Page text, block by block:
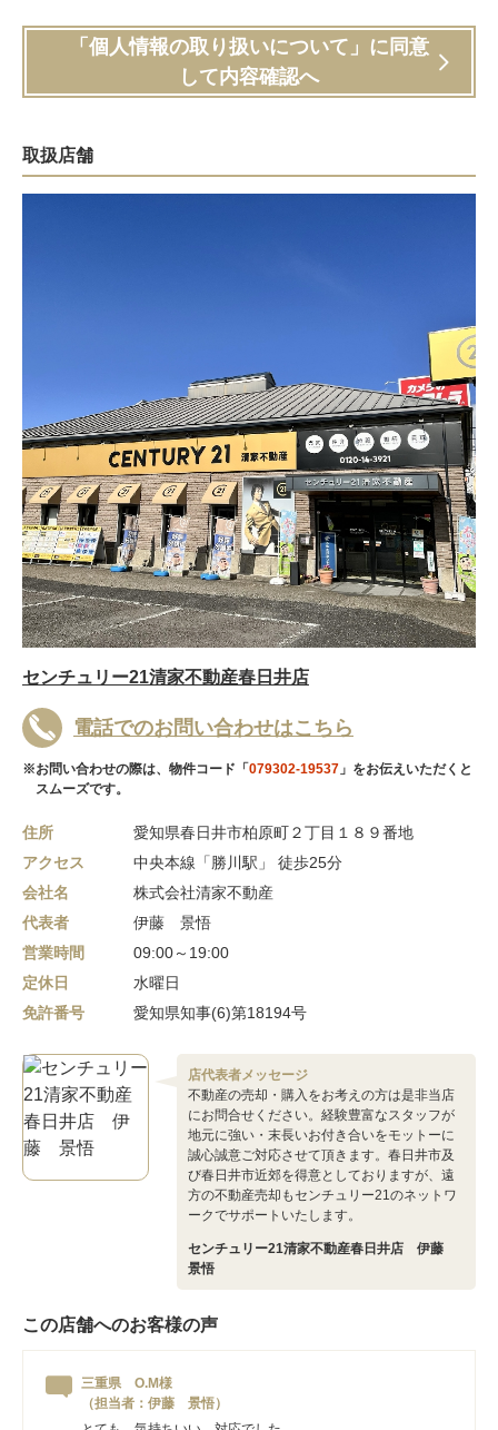
「個人情報の取り扱いについて」に同意
して内容確認へ
取扱店舗
センチュリー21清家不動産春日井店
電話でのお問い合わせはこちら
※お問い合わせの際は、物件コード「 079302-19537 」をお伝えいただくと
スムーズです。
住所
愛知県春日井市柏原町２丁目１８９番地
アクセス
中央本線「勝川駅」 徒歩25分
会社名
株式会社清家不動産
代表者
伊藤 景悟
営業時間
09:00～19:00
定休日
水曜日
免許番号
愛知県知事(6)第18194号
店代表者メッセージ
不動産の売却・購入をお考えの方は是非当店
にお問合せください。経験豊富なスタッフが
地元に強い・末長いお付き合いをモットーに
誠心誠意ご対応させて頂きます。春日井市及
び春日井市近郊を得意としておりますが、遠
方の不動産売却もセンチュリー21のネットワ
ークでサポートいたします。
センチュリー21清家不動産春日井店 伊藤
景悟
この店舗へのお客様の声
三重県 O.M様
（担当者：伊藤 景悟）